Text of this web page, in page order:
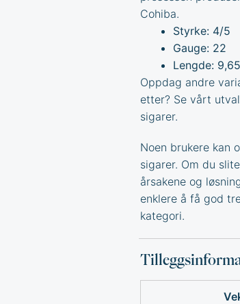
Cohiba.
Styrke: 4/5
Gauge: 22
Lengde:
Oppdag andre
etter? Se vårt
sigarer.
Noen brukere kan
sigarer. Om du
årsakene og
enklere å få god
kategori.